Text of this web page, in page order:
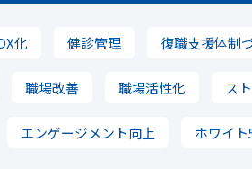
化 健診管理 復職支援体制
職場改善 職場活性化 ス
エンゲージメント向上 ホワイト